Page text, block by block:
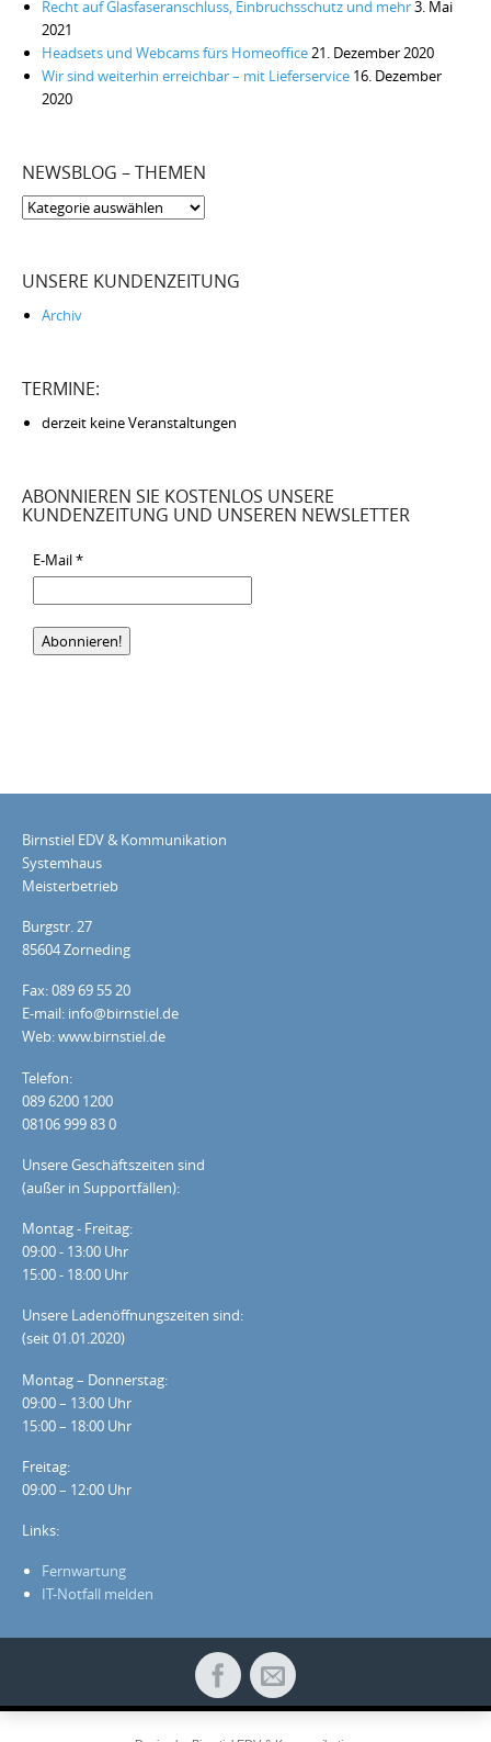
Recht auf Glasfaseranschluss, Einbruchsschutz und mehr3. Mai
2021
Headsets und Webcams fürs Homeoffice 21. Dezember 2020
Wir sind weiterhin erreichbar – mit Lieferservice 16. Dezember
2020
NEWSBLOG – THEMEN
Newsblog
UNSERE KUNDENZEITUNG
Archiv
TERMINE:
derzeit keine Veranstaltungen
ABONNIEREN SIE KOSTENLOS UNSERE
KUNDENZEITUNG UND UNSEREN NEWSLETTER
E-Mail*
Birnstiel EDV & Kommunikation
Systemhaus
Meisterbetrieb
Burgstr. 27
85604 Zorneding
Fax: 089 69 55 20
E-mail: info@birnstiel.de
Web: www.birnstiel.de
Telefon:
089 6200 1200
08106 999 83 0
Unsere Geschäftszeiten sind
(außer in Supportfällen):
Montag - Freitag:
09:00 - 13:00 Uhr
15:00 - 18:00 Uhr
Unsere Ladenöffnungszeiten sind:
(seit 01.01.2020)
Montag – Donnerstag:
09:00 – 13:00 Uhr
15:00 – 18:00 Uhr
Freitag:
09:00 – 12:00 Uhr
Links:
Fernwartung
IT-Notfall melden